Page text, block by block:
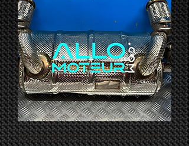
SILENCIEUX D'ÉCHAPPEMENT